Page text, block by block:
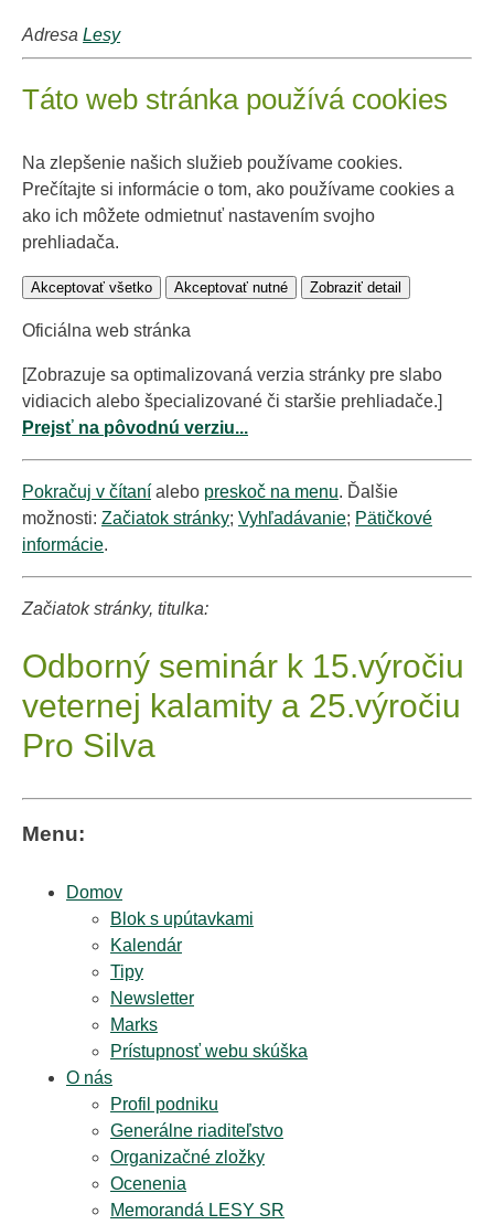
Adresa Lesy
Táto web stránka používá cookies
Na zlepšenie našich služieb používame cookies.
Prečítajte si informácie o tom, ako používame cookies a
ako ich môžete odmietnuť nastavením svojho
prehliadača.
Akceptovať všetko Akceptovať nutné Zobraziť detail
Oficiálna web stránka
[Zobrazuje sa optimalizovaná verzia stránky pre slabo
vidiacich alebo špecializované či staršie prehliadače.]
Prejsť na pôvodnú verziu...
Pokračuj v čítaní alebo preskoč na menu. Ďalšie
možnosti: Začiatok stránky; Vyhľadávanie; Pätičkové
informácie.
Začiatok stránky, titulka:
Odborný seminár k 15.výročiu
veternej kalamity a 25.výročiu
Pro Silva
Menu:
Domov
Blok s upútavkami
Kalendár
Tipy
Newsletter
Marks
Prístupnosť webu skúška
O nás
Profil podniku
Generálne riaditeľstvo
Organizačné zložky
Ocenenia
Memorandá LESY SR